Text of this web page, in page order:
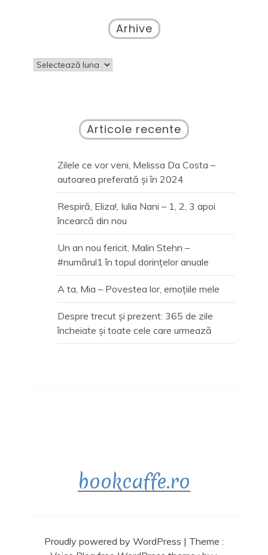
Arhive
Arhive
Articole recente
Zilele ce vor veni, Melissa Da Costa –
autoarea preferată și în 2024
Respiră, Eliza!, Iulia Nani – 1, 2, 3 apoi
încearcă din nou
Un an nou fericit, Malin Stehn –
#numărul1 în topul dorințelor anuale
A ta, Mia – Povestea lor, emoțiile mele
Despre trecut și prezent: 365 de zile
încheiate și toate cele care urmează
bookcaffe.ro
Proudly powered by WordPress | Theme :